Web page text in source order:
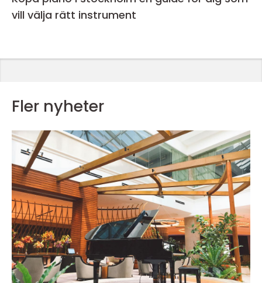
vill välja rätt instrument
Fler nyheter